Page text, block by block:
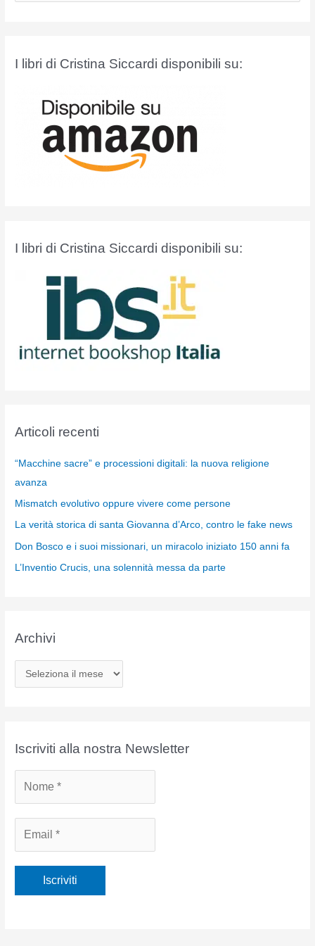
I libri di Cristina Siccardi disponibili su:
I libri di Cristina Siccardi disponibili su:
Articoli recenti
“Macchine sacre” e processioni digitali: la nuova religione
avanza
Mismatch evolutivo oppure vivere come persone
La verità storica di santa Giovanna d’Arco, contro le fake news
Don Bosco e i suoi missionari, un miracolo iniziato 150 anni fa
L’Inventio Crucis, una solennità messa da parte
Archivi
r
iIscriviti alla nostra Newsletter